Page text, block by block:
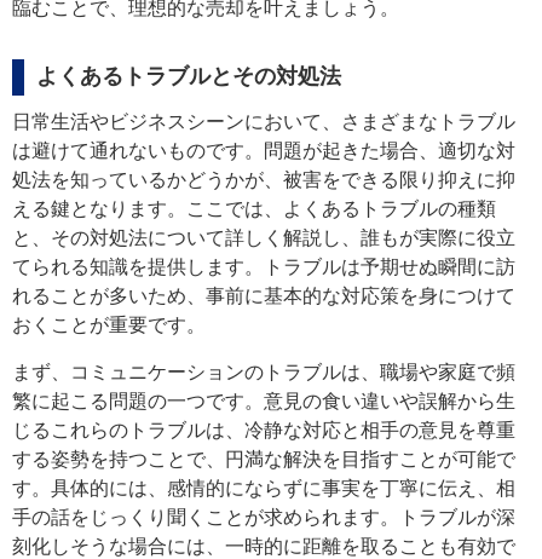
臨むことで、理想的な売却を叶えましょう。
よくあるトラブルとその対処法
日常生活やビジネスシーンにおいて、さまざまなトラブル
は避けて通れないものです。問題が起きた場合、適切な対
処法を知っているかどうかが、被害をできる限り抑えに抑
える鍵となります。ここでは、よくあるトラブルの種類
と、その対処法について詳しく解説し、誰もが実際に役立
てられる知識を提供します。トラブルは予期せぬ瞬間に訪
れることが多いため、事前に基本的な対応策を身につけて
おくことが重要です。
まず、コミュニケーションのトラブルは、職場や家庭で頻
繁に起こる問題の一つです。意見の食い違いや誤解から生
じるこれらのトラブルは、冷静な対応と相手の意見を尊重
する姿勢を持つことで、円満な解決を目指すことが可能で
す。具体的には、感情的にならずに事実を丁寧に伝え、相
手の話をじっくり聞くことが求められます。トラブルが深
刻化しそうな場合には、一時的に距離を取ることも有効で